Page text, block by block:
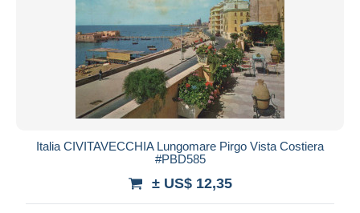
Italia CIVITAVECCHIA Lungomare Pirgo Vista Costiera
#PBD585
± US$ 12,35